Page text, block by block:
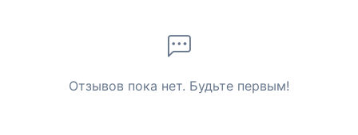
Отзывов пока нет. Будьте первым!